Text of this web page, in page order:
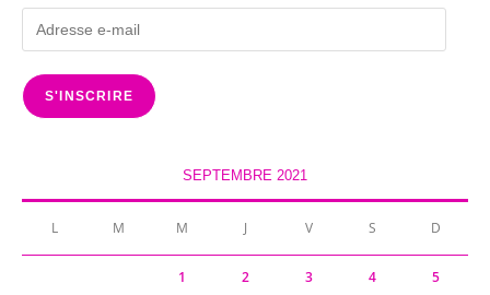
e-
mail
S'INSCRIRE
SEPTEMBRE 2021
L M M J V S D
1 2 3 4 5